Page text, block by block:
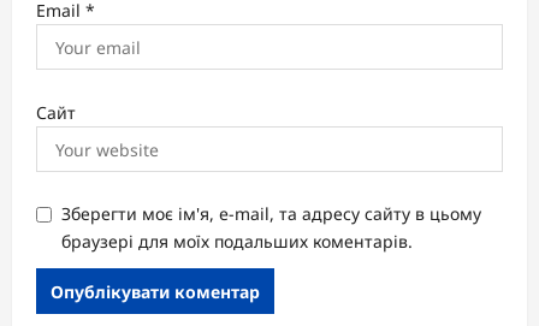
Email *
Сайт
Зберегти моє ім'я, e-mail, та адресу сайту в цьому
браузері для моїх подальших коментарів.